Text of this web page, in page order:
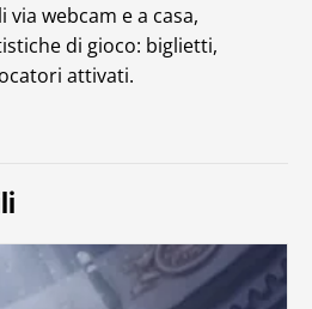
via webcam e a casa,
di gioco: biglietti,
attivati.